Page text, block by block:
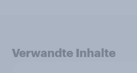
Verwandte Inhalte